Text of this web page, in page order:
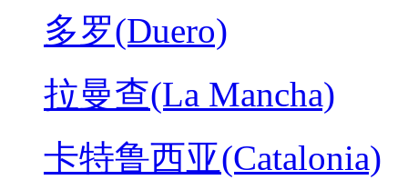
多罗(Duero)
拉曼查(La Mancha)
卡特鲁西亚(Catalonia)